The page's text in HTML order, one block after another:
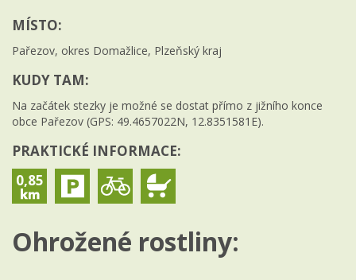
MÍSTO:
Pařezov, okres Domažlice, Plzeňský kraj
KUDY TAM:
Na začátek stezky je možné se dostat přímo z jižního konce
obce Pařezov (GPS: 49.4657022N, 12.8351581E).
PRAKTICKÉ INFORMACE:
0,85
Ohrožené rostliny: